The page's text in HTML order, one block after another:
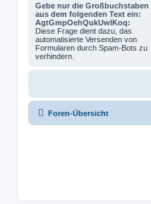
Gebe nur die Großbuchstaben
aus dem folgenden Text ein:
AgtGmpOehQukUwlKoq:
Diese Frage dient dazu, das
automatisierte Versenden von
Formularen durch Spam-Bots zu
verhindern.
Foren-Übersicht